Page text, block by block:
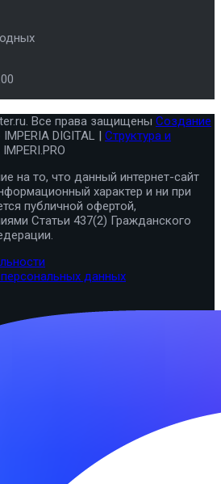
Все права защищены Создание
IMPERIA DIGITAL | Структура и
IMPERI.PRO
на то, что данный интернет-сайт
характер и ни при
публичной офертой,
Статьи 437(2) Гражданского
данных